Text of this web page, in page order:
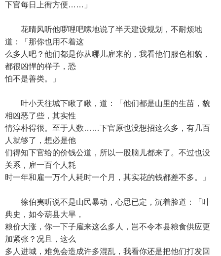
下官每日上衙方便……」
花晴风听他啰哩吧嗦地说了半天建设规划，不耐烦地
道：「那你也用不着这
么多人吧？他们都是你从哪儿雇来的，我看他们服色相貌，
都很凶悍的样子，恐
怕不是善类。」
叶小天往城下瞅了瞅，道：「他们都是山里的生苗，貌
相凶恶了些，其实性
情淳朴得很。至于人数……下官原也没想招这么多，有几百
人就够了，想必是他
们得知下官给的价钱公道，所以一股脑儿都来了。不过也没
关系，雇一百个人耗
时一年和雇一万个人耗时一个月，其实花的钱都差不多。」
徐伯夷听说不是山民暴动，心思已定，沉着脸道：「叶
典史，如今葫县大旱，
粮价大涨，你一下子雇来这么多人，岂不令本县粮食供应更
加紧张？况且，这么
多人进城，难免会造成许多混乱，我看你还是把他们打发回